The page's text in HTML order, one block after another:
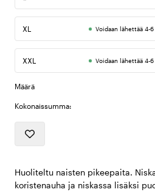
XL Voidaan lähettää 4-
XXL Voidaan lähettää 4-
Määrä
Kokonaissumma:
Huoliteltu naisten pikeepaita.
koristenauha ja niskassa lisäksi